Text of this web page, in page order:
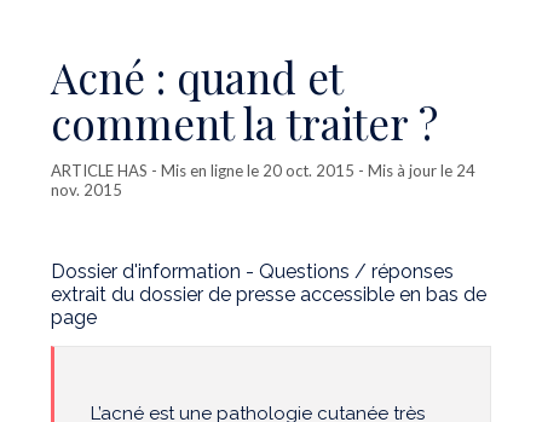
Acné : quand et
comment la traiter ?
ARTICLE HAS - Mis en ligne le 20 oct. 2015 - Mis à jour le 24
nov. 2015
Dossier d'information - Questions / réponses
extrait du dossier de presse accessible en bas de
page
L’acné est une pathologie cutanée très